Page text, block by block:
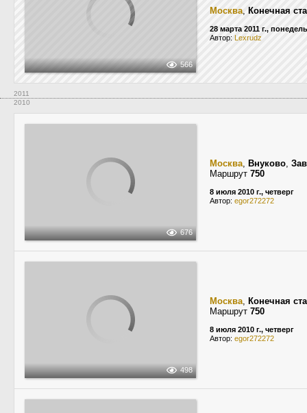
566
Москва, Конечная
28 марта 2011 г.,
Автор: Lexrudz
2011
2010
676
Москва, Внуково,
Маршрут 750
8 июля 2010 г., четверг
Автор: egor272272
498
Москва, Конечная
Маршрут 750
8 июля 2010 г., четверг
Автор: egor272272